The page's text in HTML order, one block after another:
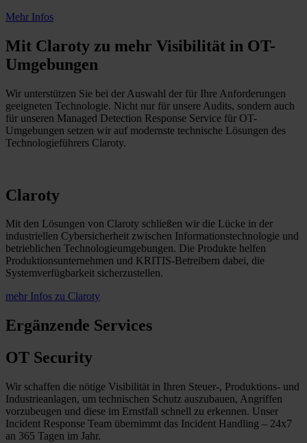
Mehr Infos
Mit Claroty zu mehr Visibilität in OT-
Umgebungen
Wir unterstützen Sie bei der Auswahl der für Ihre Anforderungen
geeigneten Technologie. Nicht nur für unsere Audits, sondern auch
für unseren Managed Detection Response Service für OT-
Umgebungen setzen wir auf modernste technische Lösungen des
Technologieführers Claroty.
Claroty
Mit den Lösungen von Claroty schließen wir die Lücke in der
industriellen Cybersicherheit zwischen Informationstechnologie und
betrieblichen Technologieumgebungen. Die Produkte helfen
Produktionsunternehmen und KRITIS-Betreibern dabei, die
Systemverfügbarkeit sicherzustellen.
mehr Infos zu Claroty
Ergänzende Services
OT Security
Wir schaffen die nötige Visibilität in Ihren Steuer-, Produktions- und
Industrieanlagen, um technischen Schutz auszubauen, Angriffen
vorzubeugen und diese im Ernstfall schnell zu erkennen. Unser
Incident Response Team übernimmt das Incident Handling – 24x7
an 365 Tagen im Jahr.